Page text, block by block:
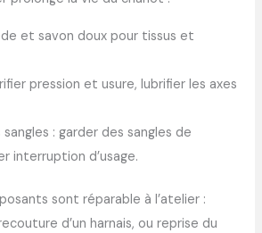
et savon doux pour tissus et
pression et usure, lubrifier les axes
: garder des sangles de
interruption d’usage.
sont réparable à l’atelier :
d’un harnais, ou reprise du